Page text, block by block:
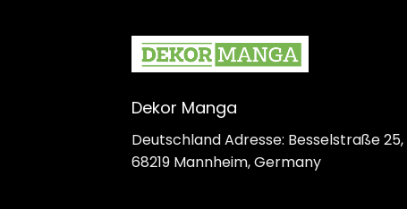
Dekor Manga
Deutschland Adresse: Besselstraße 25,
68219 Mannheim, Germany